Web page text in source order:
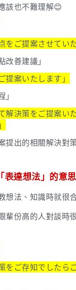
該也不難理解😊
をご提案させてい
改善建議」
提案いたします」
解決策をご提案い
提出的相關解決對策
表達想法」的意思
想法、知識時就很
輩份高的人對談時
をご存知でしたら